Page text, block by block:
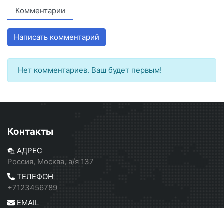
Комментарии
Написать комментарий
Нет комментариев. Ваш будет первым!
Контакты
АДРЕС
Россия, Москва, а/я 137
ТЕЛЕФОН
+7123456789
EMAIL